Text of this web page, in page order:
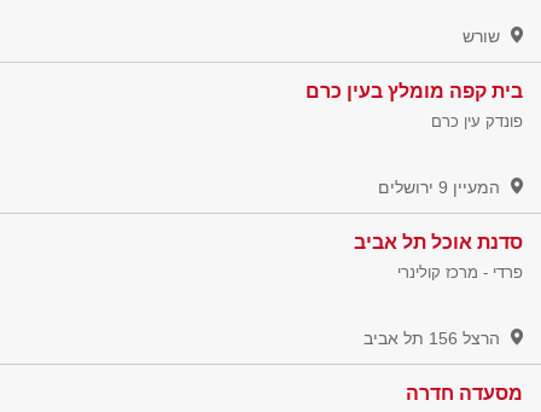
שורש
בית קפה מומלץ בעין כרם
פונדק עין כרם
המעיין 9 ירושלים
סדנת אוכל תל אביב
פרדי - מרכז קולינרי
הרצל 156 תל אביב
מסעדה חדרה